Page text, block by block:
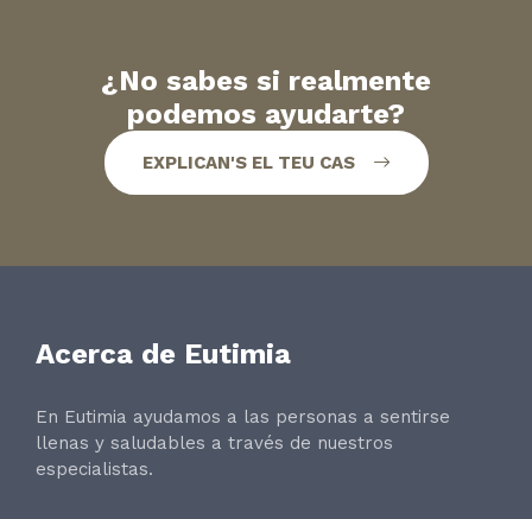
¿No sabes si realmente
podemos ayudarte?
EXPLICAN'S EL TEU CAS
Acerca de Eutimia
En Eutimia ayudamos a las personas a sentirse
llenas y saludables a través de nuestros
especialistas.